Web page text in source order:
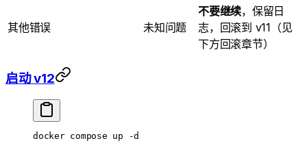
其他错误 未知问题
不要继续，保留日
志，回滚到 v11（见
下方回滚章节）
启动 v12
docker compose up -d